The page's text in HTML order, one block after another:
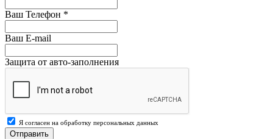
Ваш Телефон *
Ваш E-mail
Защита от авто-заполнения
Я согласен на обработку персональных данных
Отправить